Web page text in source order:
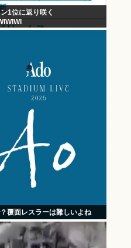
1位に返り咲く
覆面レスラーは難しいよね